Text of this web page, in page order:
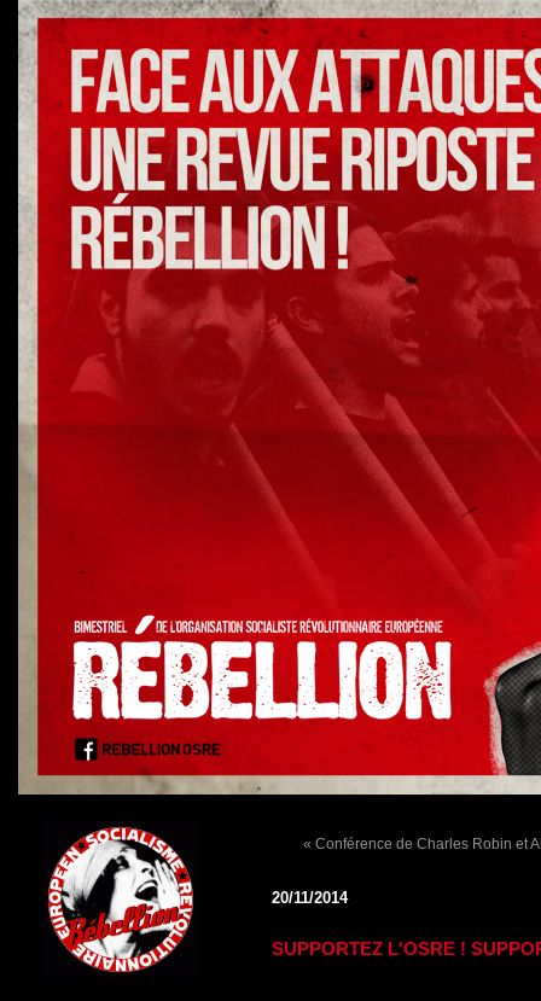
« Conférence de Charles Robin et
20/11/2014
SUPPORTEZ L'OSRE !